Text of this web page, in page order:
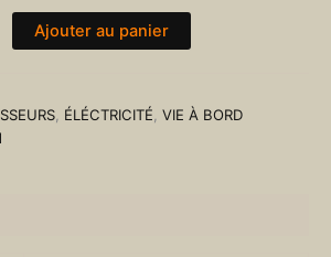
Ajouter au panier
ÉLÉCTRICITÉ VIE À BORD